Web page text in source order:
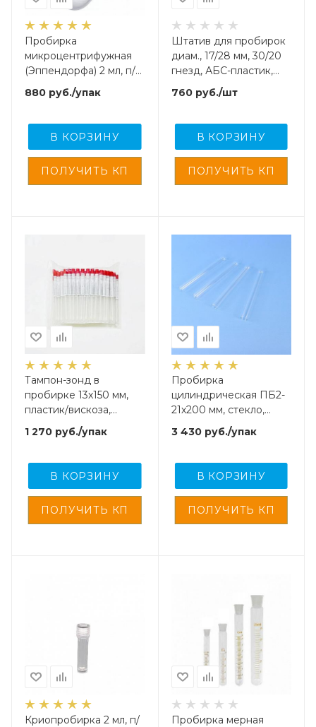
Пробирка
микроцентрифужная
(Эппендорфа) 2 мл, п/п,
нестерил., M.Med, 500
шт/упак
880 руб./упак
В КОРЗИНУ
Штатив для пробирок
диам., 17/28 мм, 30/20
гнезд, АБС-пластик,
760руб./шт
В КОРЗИНУ
Тампон-зонд в
пробирке 13х150 мм,
пластик/вискоза,
стерил., CH, 100 шт/
упак
1 270 руб./упак
В КОРЗИНУ
Пробирка
цилиндрическая ПБ2-
21х200 мм, стекло,
биологическая, 100
шт/упак
3 430руб./упак
В КОРЗИНУ
Криопробирка 2 мл, п/ Пробирка мерная